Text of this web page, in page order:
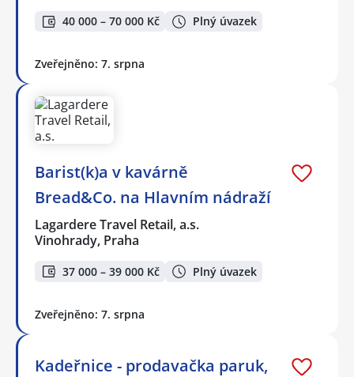
40 000 – 70 000 Kč Plný úvazek
Zveřejněno: 7. srpna
Barist(k)a v kavárně
Bread&Co. na Hlavním nádraží
Lagardere Travel Retail, a.s.
Vinohrady, Praha
37 000 – 39 000 Kč Plný úvazek
Zveřejněno: 7. srpna
Kadeřnice - prodavačka paruk,